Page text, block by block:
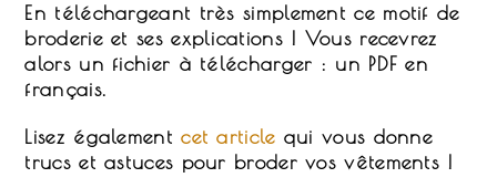
En téléchargeant très simplement ce motif de
broderie et ses explications ! Vous recevrez
alors un fichier à télécharger : un PDF en
français.
Lisez égalementcet article qui vous donne
trucs et astuces pour broder vos vêtements !